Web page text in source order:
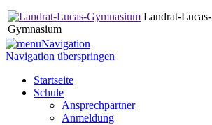
Landrat-Lucas-
Gymnasium
Navigation
Navigation überspringen
Startseite
Schule
Ansprechpartner
Anmeldung